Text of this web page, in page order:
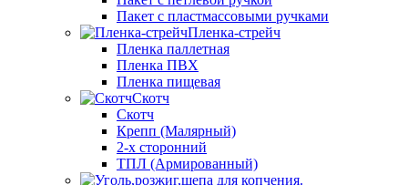
Пакет с пластмассовыми ручками
Пленка-стрейч
Пленка паллетная
Пленка ПВХ
Пленка пищевая
Скотч
Скотч
Крепп (Малярный)
2-х сторонний
ТПЛ (Армированный)